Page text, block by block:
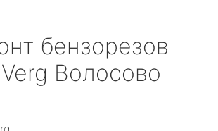
бензорезов
Волосово